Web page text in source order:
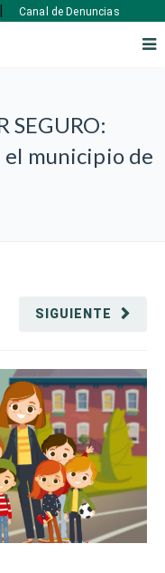
SEGURO:
el municipio de
SIGUIENTE
| Canal de Denuncias